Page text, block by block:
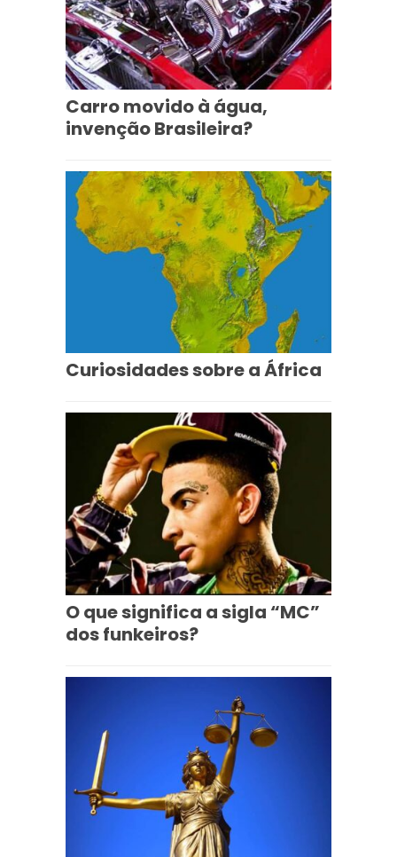
Carro movido à água,
invenção Brasileira?
Curiosidades sobre a África
O que significa a sigla “MC”
dos funkeiros?